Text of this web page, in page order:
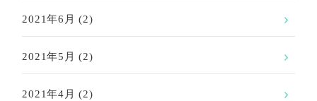
2021年6月 (2)
2021年5月 (2)
2021年4月 (2)